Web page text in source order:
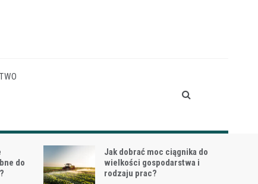
do
i
Siewnik do trawy przy
dosiewkach – jak uniknąć
nierównych wschodów?